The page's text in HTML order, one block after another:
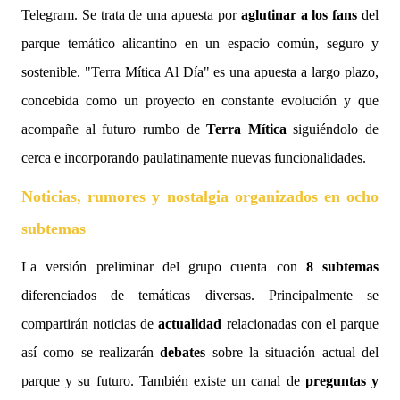
Telegram. Se trata de una apuesta por aglutinar a los fans del
parque temático alicantino en un espacio común, seguro y
sostenible. "Terra Mítica Al Día" es una apuesta a largo plazo,
concebida como un proyecto en constante evolución y que
acompañe al futuro rumbo deTerra Mítica siguiéndolo de
cerca e incorporando paulatinamente nuevas funcionalidades.
Noticias, rumores y nostalgia organizados en ocho
subtemas
La versión preliminar del grupo cuenta con 8 subtemas
diferenciados de temáticas diversas. Principalmente se
compartirán noticias deactualidad relacionadas con el parque
así como se realizarándebates sobre la situación actual del
parque y su futuro. También existe un canal de preguntas y